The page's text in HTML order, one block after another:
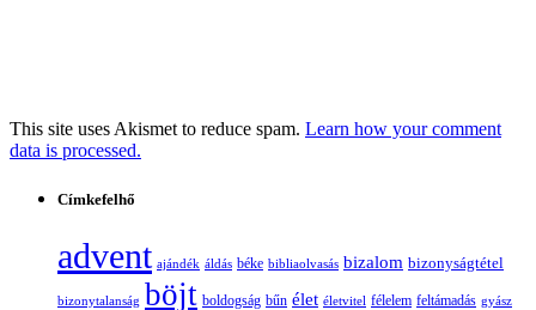
This site uses Akismet to reduce spam. Learn how your comment
data is processed.
Címkefelhő
advent ajándék áldás béke bibliaolvasás bizalom bizonyságtétel
bizonytalanság böjt boldogság bűn élet életvitel félelem feltámadás gyász